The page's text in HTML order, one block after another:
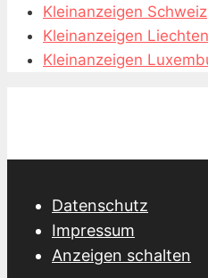
Kleinanzeigen Schweiz
Kleinanzeigen
Kleinanzeigen
Datenschutz
Impressum
Anzeigen schalten